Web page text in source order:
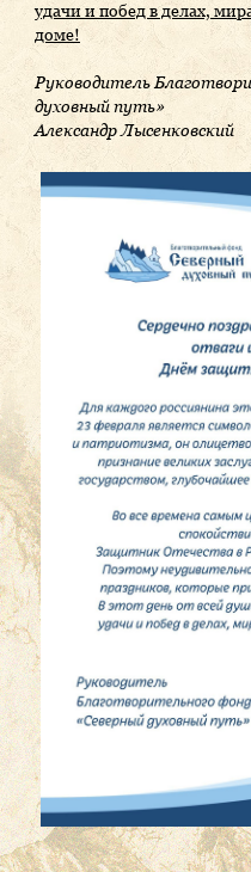
удачи и побед в делах,
доме!
Руководитель
духовный путь»
Александр Лысенковский